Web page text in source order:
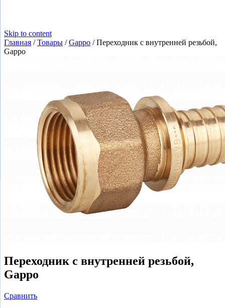
Skip to content
Главная /Товары /Gappo /Переходник с внутренней резьбой,
Gappo
Переходник с внутренней резьбой,
Gappo
Сравнить